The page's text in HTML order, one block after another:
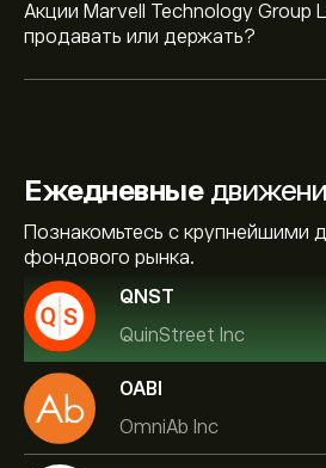
Акции Marvell Technology Group
продавать или держать?
Ежедневные
Познакомьтесь с крупнейшими
фондового рынка.
QNST
QuinStreet Inc
OABI
OmniAb Inc